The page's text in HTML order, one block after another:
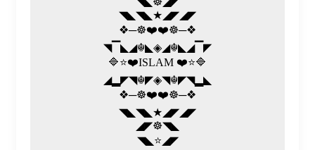
◥◣◥◣★◢◤◢◤
❖─☸❤️❤️☸─❖
◥▔◣◢☬◣◈◢☬◣◢▔◤
🔷⭐❤️ISLAM ❤️⭐🔷
◢▂◤◥☬◤◈◥☬◤◥▂◣
❖─☸❤️❤️☸─❖
◥◣◥◣★◢◤◢◤
◢◤☸◥◣
◥◣⭐◢◤